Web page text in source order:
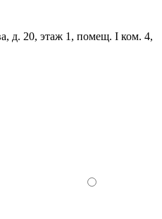
д. 20, этаж 1, помещ. I ком. 4,